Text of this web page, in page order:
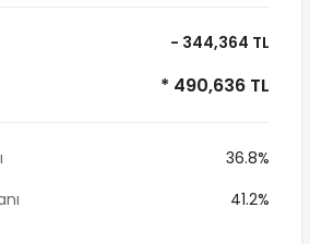
- 344,364 TL
* 490,636 TL
36.8%
41.2%